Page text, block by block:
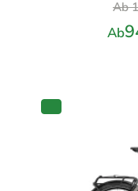
Ab
Ab
PRODUKT